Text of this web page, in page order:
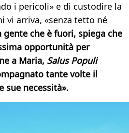
i pericoli» e di custodire la
vi arriva, «senza tetto né
gente che è fuori, spiega che
opportunità per
a Maria, Salus Populi
tante volte il
sue necessità».